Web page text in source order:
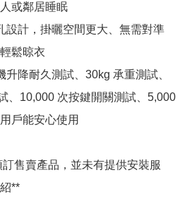
或鄰居睡眠
設計，掛曬空間更大、無需對準
鬆晾衣
降耐久測試、30kg 承重測試、
、10,000 次按鍵開關測試、5,000
戶能安心使用
售賣產品，並未有提供安裝服
**